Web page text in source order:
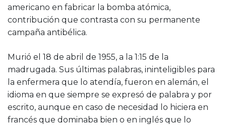
americano en fabricar la bomba atómica,
contribución que contrasta con su permanente
campaña antibélica.
Murió el 18 de abril de 1955, a la 1:15 de la
madrugada. Sus últimas palabras, ininteligibles para
la enfermera que lo atendía, fueron en alemán, el
idioma en que siempre se expresó de palabra y por
escrito, aunque en caso de necesidad lo hiciera en
francés que dominaba bien o en inglés que lo